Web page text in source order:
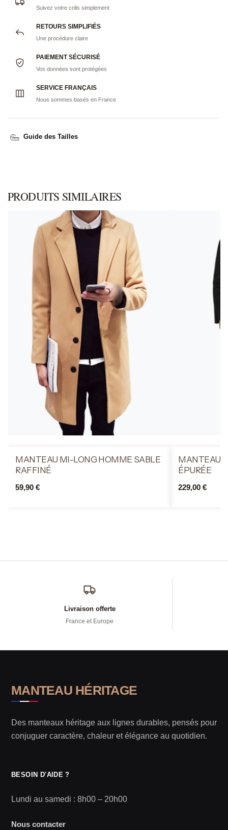
Suivez votre colis simplement
RETOURS SIMPLIFIÉS
Une procédure claire
PAIEMENT SÉCURISÉ
Vos données sont protégées
SERVICE FRANÇAIS
Nous sommes basés en France
Guide des Tailles
PRODUITS SIMILAIRES
MANTEAU MI-LONG HOMME SABLE
RAFFINÉ
59,90 €
MANTEAU
ÉPURÉE
229,00 €
Livraison offerte
France et Europe
MANTEAU HÉRITAGE
Des manteaux héritage aux lignes durables, pensés pour
conjuguer caractère, chaleur et élégance au quotidien.
BESOIN D'AIDE ?
Lundi au samedi : 8h00 – 20h00
Nous contacter